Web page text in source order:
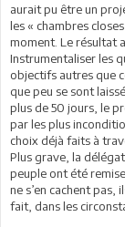
aurait pu être un
les « chambres
moment. Le résultat
Instrumentaliser les
objectifs autres que
que peu se sont
plus de 50 jours, le
par les plus
choix déjà faits à
Plus grave, la
peuple ont été
ne s’en cachent
fait, dans les